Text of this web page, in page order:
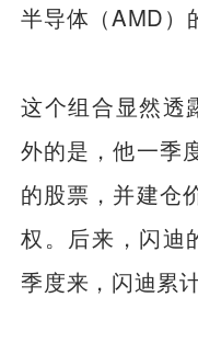
半导体（AMD）
这个组合显然透
外的是，他一季
的股票，并建仓
权。后来，闪迪
季度来，闪迪累